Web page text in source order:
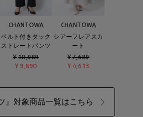
CHANTOWA
ベルト付きタック
ストレートパンツ
¥10,989
¥ 9,890
CHANTOWA
シアーフレアスカ
ート
¥7,689
¥ 4,613
』対象商品一覧はこちら